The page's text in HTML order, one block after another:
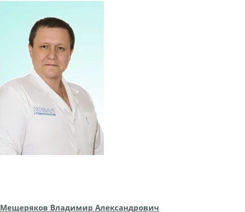
Мещеряков Владимир Александрович